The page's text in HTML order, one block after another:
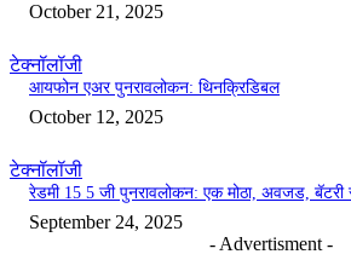
October 21, 2025
टेक्नॉलॉजी
आयफोन एअर पुनरावलोकन: थिनक्रिडिबल
October 12, 2025
टेक्नॉलॉजी
रेडमी 15 5 जी पुनरावलोकन: एक मोठा, अवजड, बॅटरी
September 24, 2025
- Advertisment -